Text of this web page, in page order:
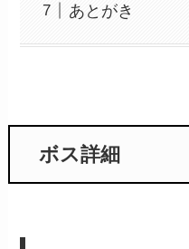
あとがき
ボス詳細